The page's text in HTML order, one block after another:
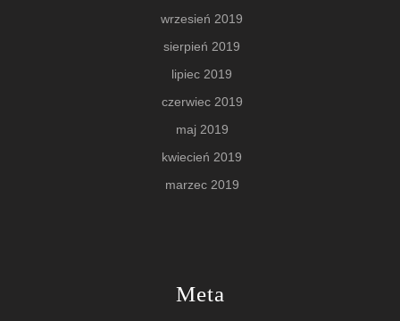
wrzesień 2019
sierpień 2019
lipiec 2019
czerwiec 2019
maj 2019
kwiecień 2019
marzec 2019
Meta